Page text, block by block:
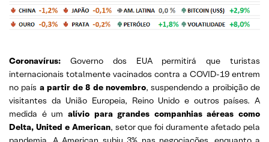
Coronavírus: Governo dos EUA permitirá que turistas
internacionais totalmente vacinados contra a COVID-19 entrem
no país a partir de 8 de novembro, suspendendo a proibição de
visitantes da União Europeia, Reino Unido e outros países. A
medida é um alívio para grandes companhias aéreas como
Delta, United e American, setor que foi duramente afetado pela